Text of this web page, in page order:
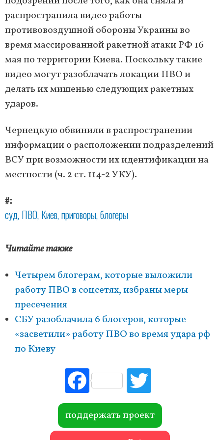
распространила видео работы
противовоздушной обороны Украины во
время массированной ракетной атаки РФ 16
мая по территории Киева. Поскольку такие
видео могут разоблачать локации ПВО и
делать их мишенью следующих ракетных
ударов.
Чернецкую обвинили в распространении
информации о расположении подразделений
ВСУ при возможности их идентификации на
местности (ч. 2 ст. 114-2 УКУ).
#
суд ПВО Киев приговоры блогеры
Читайте также
Четырем блогерам, которые выложили
работу ПВО в соцсетях, избраны меры
пресечения
СБУ разоблачила 6 блогеров, которые
«засветили» работу ПВО во время удара рф
по Киеву
Fac
ebo
ok r
поддержать проект